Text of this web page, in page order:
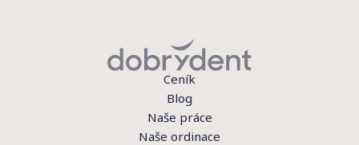
Ceník
Blog
Naše práce
Naše ordinace